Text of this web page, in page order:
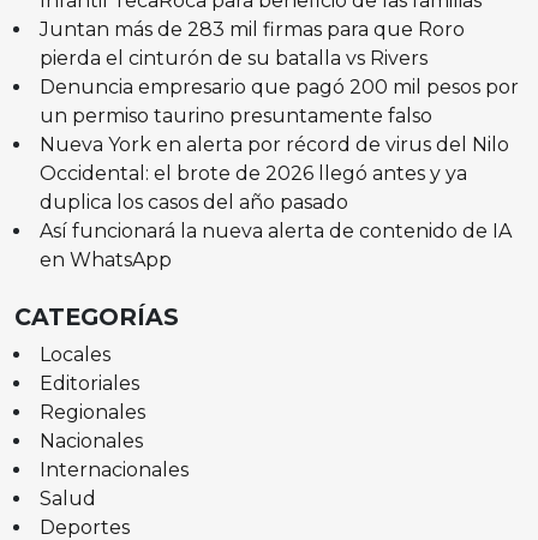
Juntan más de 283 mil firmas para que Roro
pierda el cinturón de su batalla vs Rivers
Denuncia empresario que pagó 200 mil pesos por
un permiso taurino presuntamente falso
Nueva York en alerta por récord de virus del Nilo
Occidental: el brote de 2026 llegó antes y ya
duplica los casos del año pasado
Así funcionará la nueva alerta de contenido de IA
en WhatsApp
CATEGORÍAS
Locales
Editoriales
Regionales
Nacionales
Internacionales
Salud
Deportes